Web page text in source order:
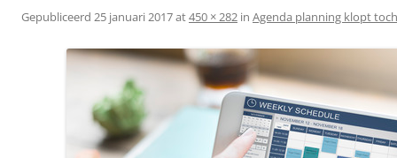
Gepubliceerd 25 januari 2017at450 × 282 in Agenda planning klopt